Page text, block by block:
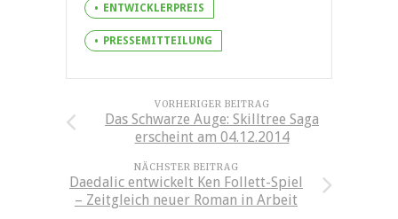
ENTWICKLERPREIS
PRESSEMITTEILUNG
VORHERIGER BEITRAG
Das Schwarze Auge: Skilltree Saga
erscheint am 04.12.2014
NÄCHSTER BEITRAG
Daedalic entwickelt Ken Follett-Spiel
– Zeitgleich neuer Roman in Arbeit